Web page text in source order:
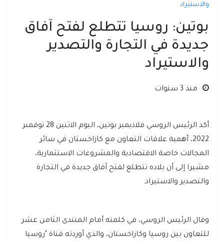
بوتين: روسيا تتطلع لفتح آفاق
جديدة في التجارة والتصدير
والاستيراد
منذ 3 سنوات
أكد الرئيس الروسي فلاديمير بوتين، اليوم الاثنين 28 نوفمبر
2022، أهمية علاقات التعاون مع كازاخستان في سائر
المجالات خاصة الاقتصادية والمشروعات الاستثمارية،
مشيرا إلى أن بلاده تتطلع لفتح آفاق جديدة في التجارة
والتصدير والاستيراد.
وقال الرئيس الروسي، في كلمته أمام المنتدى الثامن عشر
للتعاون بين روسيا وكازاخستان، والذي أوردته قناة "روسيا